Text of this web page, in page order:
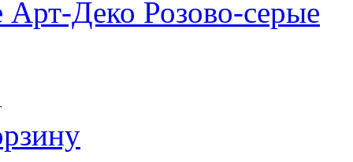
Деко Розово-серые